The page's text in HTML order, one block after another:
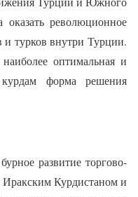
оказать революционное
и турков внутри Турции.
оптимальная и
форма решения
развитие торгово-
Курдистаном и